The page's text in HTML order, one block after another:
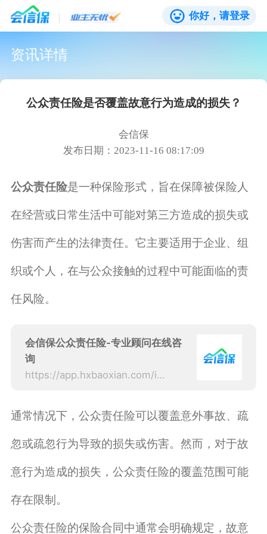
你好，请登录
资讯详情
公众责任险是否覆盖故意行为造成的损失？
会信保
发布日期：2023-11-16 08:17:09
公众责任险是一种保险形式，旨在保障被保险人
在经营或日常生活中可能对第三方造成的损失或
伤害而产生的法律责任。它主要适用于企业、组
织或个人，在与公众接触的过程中可能面临的责
任风险。
会信保公众责任险-专业顾问在线咨
询
https://app.hxbaoxian.com/insurance?p=1&l=20&t=1&c=0&sourceType=web
通常情况下，公众责任险可以覆盖意外事故、疏
忽或疏忽行为导致的损失或伤害。然而，对于故
意行为造成的损失，公众责任险的覆盖范围可能
存在限制。
公众责任险的保险合同中通常会明确规定，故意